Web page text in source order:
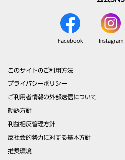
Facebook Instagram
このサイトのご利用方法
プライバシーポリシー
ご利用者情報の外部送信について
勧誘方針
利益相反管理方針
反社会的勢力に対する基本方針
推奨環境